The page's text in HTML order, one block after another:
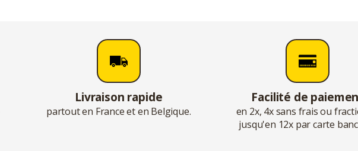
Livraison rapide
partout en France et en Belgique.
Facilité de
en 2x, 4x sans frais ou
jusqu'en 12x par carte